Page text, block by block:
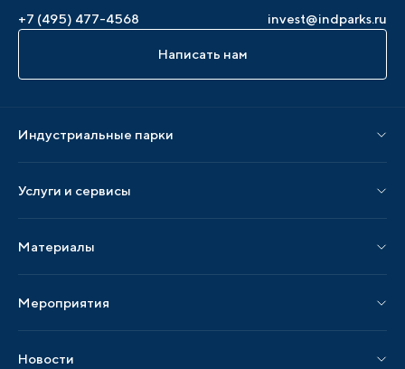
+7 (495) 477-4568
invest@indparks.ru
Написать нам
Индустриальные парки
Парки по регионам
Услуги и сервисы
Услуги по локализации
Материалы
Публикации СМИ и статьи
Мероприятия
Мероприятия отрасли
Новости